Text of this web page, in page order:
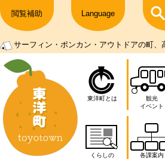
閲覧補助 Language
サーフィン・ポンカン・アウトドアの町、
東洋町とは
観光
イベント
くらしの
各課案内